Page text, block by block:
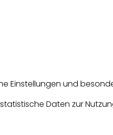
Einstellungen und
Daten zur